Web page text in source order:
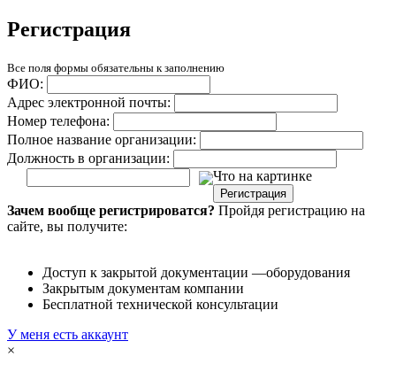
Регистрация
Все поля формы обязательны к заполнению
ФИО:
Адрес электронной почты:
Номер телефона:
Полное название организации:
Должность в организации:
Что на картинке
Регистрация
Зачем вообще регистрироватся? Пройдя регистрацию на
сайте, вы получите:
Доступ к закрытой документации —оборудования
Закрытым документам компании
Бесплатной технической консультации
У меня есть аккаунт
×